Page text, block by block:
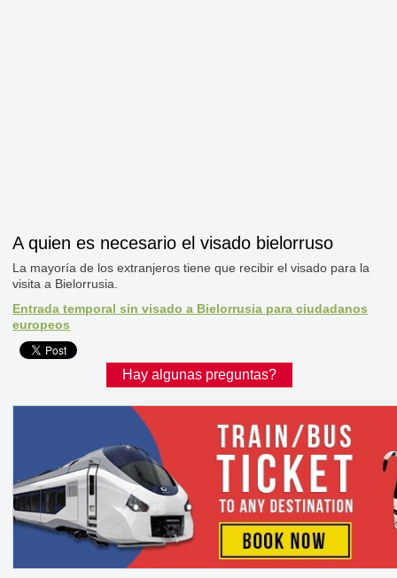
A quien es necesario el visado bielorruso
La mayoría de los extranjeros tiene que recibir el visado para la
visita a Bielorrusia.
Entrada temporal sin visado a Bielorrusia para ciudadanos
europeos
Hay algunas preguntas?